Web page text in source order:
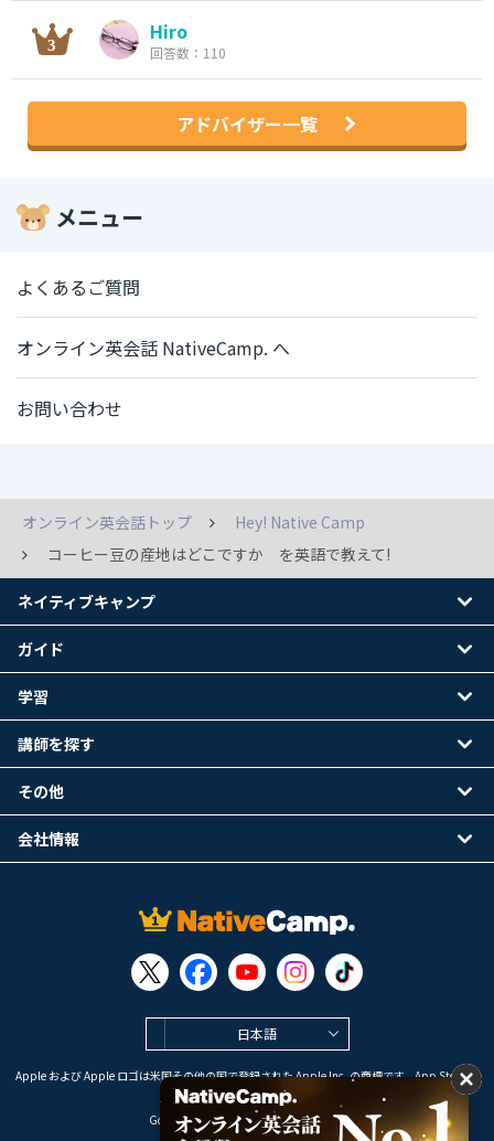
Hiro
回答数：110
アドバイザー一覧
メニュー
よくあるご質問
オンライン英会話 NativeCamp. へ
お問い合わせ
オンライン英会話トップ
Hey! Native Camp
コーヒー豆の産地はどこですか を英語で教えて!
日本語
Apple および Apple ロゴは米国その他の国で登録された Apple Inc. の商標です。App Store は
Apple Inc. のサービスマークです。
Google Play は Google LLC の商標です。
ネイティブキャンプ
ガイド
学習
講師を探す
その他
会社情報